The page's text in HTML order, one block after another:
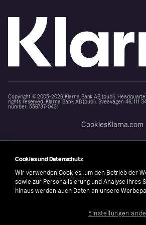
Copyright © 2005-2026 Klarna Bank AB (publ).
rights reserved. Klarna Bank AB (publ). Sveavägen 46, 111
number: 556737-0431
CookiesKlarna.com
Cookies und Datenschutz
Wir verwenden Cookies, um den Betrieb der
sowie zur Personalisierung und Analyse Ihres
hinaus werden auch Daten an unsere
Einstellungen